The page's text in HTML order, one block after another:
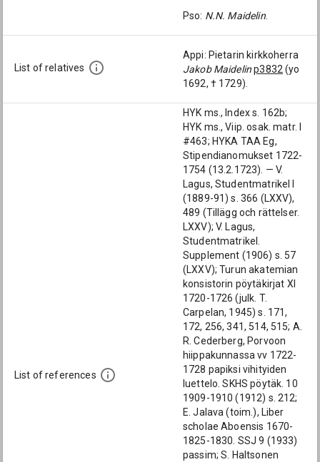
Pso: N.N. Maidelin.
List of relatives
Appi: Pietarin kirkkoherra
Jakob Maidelin p3832 (yo
1692, † 1729).
List of references
HYK ms., Index s. 162b;
HYK ms., Viip. osak. matr. I
#463; HYKA TAA Eg,
Stipendianomukset 1722-
1754 (13.2.1723). — V.
Lagus, Studentmatrikel I
(1889-91) s. 366 (LXXV),
489 (Tillägg och rättelser.
LXXV); V. Lagus,
Studentmatrikel.
Supplement (1906) s. 57
(LXXV); Turun akatemian
konsistorin pöytäkirjat XI
1720-1726 (julk. T.
Carpelan, 1945) s. 171,
172, 256, 341, 514, 515; A.
R. Cederberg, Porvoon
hiippakunnassa vv 1722-
1728 papiksi vihityiden
luettelo. SKHS pöytäk. 10
1909-1910 (1912) s. 212;
E. Jalava (toim.), Liber
scholae Aboensis 1670-
1825-1830. SSJ 9 (1933)
passim; S. Haltsonen